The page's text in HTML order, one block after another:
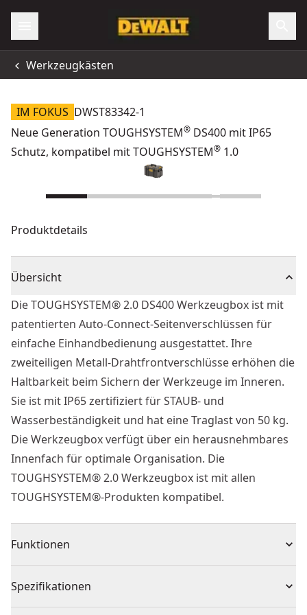
Werkzeugkästen
IM FOKUS DWST83342-1
Neue Generation TOUGHSYSTEM® DS400 mit IP65
Schutz, kompatibel mit TOUGHSYSTEM® 1.0
Produktdetails
Übersicht
Die TOUGHSYSTEM® 2.0 DS400 Werkzeugbox ist mit
patentierten Auto-Connect-Seitenverschlüssen für
einfache Einhandbedienung ausgestattet. Ihre
zweiteiligen Metall-Drahtfrontverschlüsse erhöhen die
Haltbarkeit beim Sichern der Werkzeuge im Inneren.
Sie ist mit IP65 zertifiziert für STAUB- und
Wasserbeständigkeit und hat eine Traglast von 50 kg.
Die Werkzeugbox verfügt über ein herausnehmbares
Innenfach für optimale Organisation. Die
TOUGHSYSTEM® 2.0 Werkzeugbox ist mit allen
TOUGHSYSTEM®-Produkten kompatibel.
Funktionen
Schutz (staubdicht / spritzwassergeschützt)
Spezifikationen